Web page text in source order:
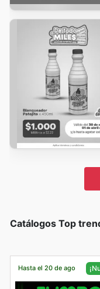
Catálogos Top
Hasta el 20 de ago